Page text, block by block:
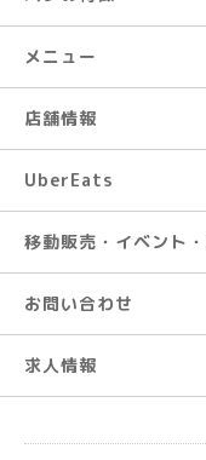
メニュー
店舗情報
UberEats
移動販売・イベント
お問い合わせ
求人情報